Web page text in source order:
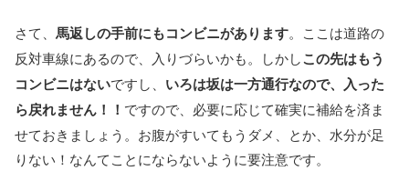
さて、 馬返しの手前にもコンビニがあります。ここは道路の
反対車線にあるので、入りづらいかも。しかしこの先はもう
コンビニはないですし、 いろは坂は一方通行なので、入った
ら戻れません！！ ですので、必要に応じて確実に補給を済ま
せておきましょう。お腹がすいてもうダメ、とか、水分が足
りない！なんてことにならないように要注意です。